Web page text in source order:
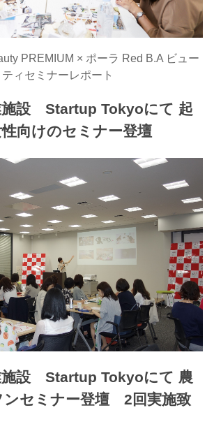
PREMIUM × ポーラ Red B.A ビュー
ティセミナーレポート
施設 Startup Tokyoにて 起
向けのセミナー登壇
施設 Startup Tokyoにて 農
ンセミナー登壇 2回実施致